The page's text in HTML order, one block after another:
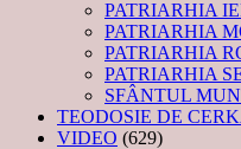
PATRIARHIA
PATRIARHIA
PATRIARHIA
PATRIARHIA
SFÂNTUL
TEODOSIE DE
VIDEO (629)